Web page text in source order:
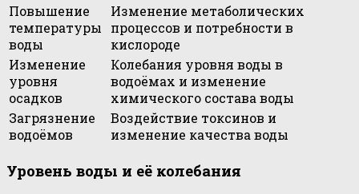
Повышение
температуры
воды
Изменение метаболических
процессов и потребности в
кислороде
Изменение
уровня
осадков
Колебания уровня воды в
водоёмах и изменение
химического состава воды
Загрязнение
водоёмов
Воздействие токсинов и
изменение качества воды
Уровень воды и её колебания